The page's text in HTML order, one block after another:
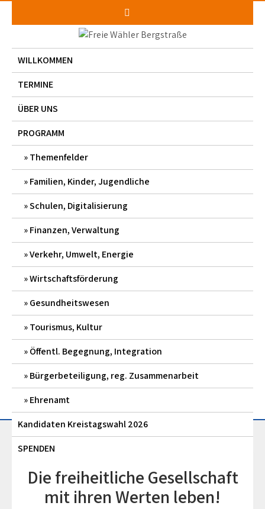
WILLKOMMEN
TERMINE
ÜBER UNS
PROGRAMM
Themenfelder
Familien, Kinder, Jugendliche
Schulen, Digitalisierung
Finanzen, Verwaltung
Verkehr, Umwelt, Energie
Wirtschaftsförderung
Gesundheitswesen
Tourismus, Kultur
Öffentl. Begegnung, Integration
Bürgerbeteiligung, reg. Zusammenarbeit
Ehrenamt
Kandidaten Kreistagswahl 2026
SPENDEN
Die freiheitliche Gesellschaft
mit ihren Werten leben!